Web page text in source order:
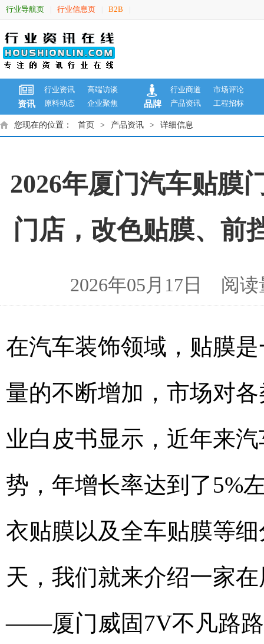
行业导航页 行业信息页 B2B
资讯
行业资讯
高端访谈
原料动态
企业聚焦 品牌
行业商道
市场评论
产品资讯
工程招标
您现在的位置： 首页 > 产品资讯 > 详细信息
2026年厦门汽车贴膜
门店，改色贴膜、前
2026年05月17日 阅
在汽车装饰领域，贴膜
量的不断增加，市场对
业白皮书显示，近年来
势，年增长率达到了5%
衣贴膜以及全车贴膜等
天，我们就来介绍一家
——厦门威固7V不凡路路